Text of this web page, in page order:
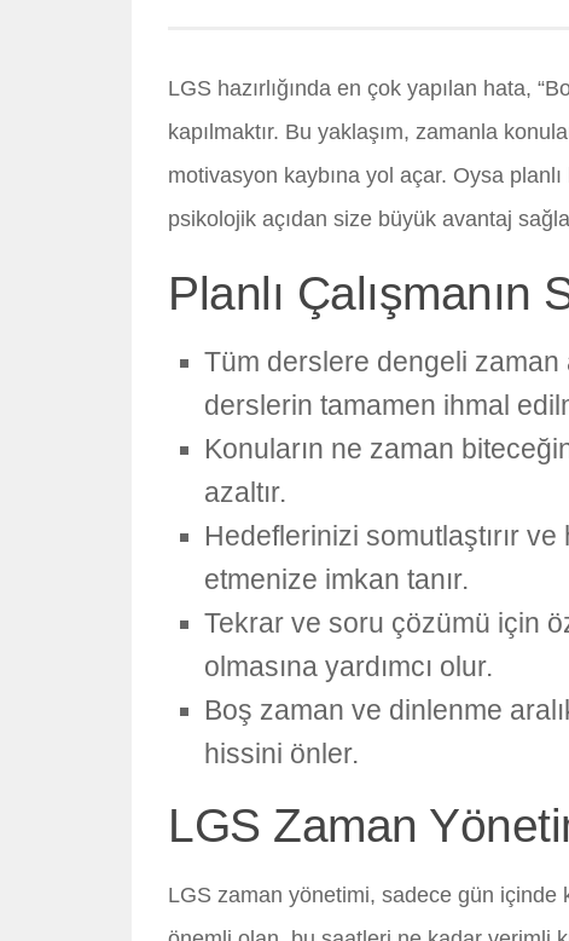
LGS hazırlığında en çok yapılan hata,
kapılmaktır. Bu yaklaşım, zamanla
motivasyon kaybına yol açar. Oysa
psikolojik açıdan size büyük avantaj
Planlı Çalışmanın
Tüm derslere dengeli zaman
derslerin tamamen ihmal
Konuların ne zaman
azaltır.
Hedeflerinizi somutlaştırır
etmenize imkan tanır.
Tekrar ve soru çözümü için
olmasına yardımcı olur.
Boş zaman ve dinlenme
hissini önler.
LGS Zaman
LGS zaman yönetimi, sadece gün içinde